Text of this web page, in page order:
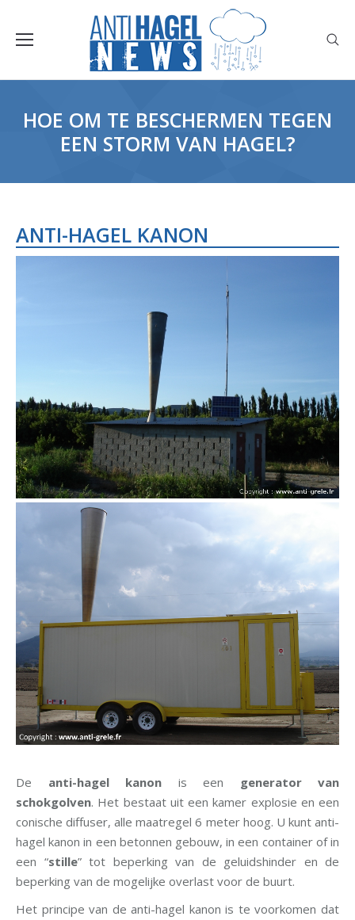
HOE OM TE BESCHERMEN TEGEN
EEN STORM VAN HAGEL?
ANTI-HAGEL KANON
De anti-hagel kanon is een generator van
schokgolven. Het bestaat uit een kamer explosie en een
conische diffuser, alle maatregel 6 meter hoog. U kunt anti-
hagel kanon in een betonnen gebouw, in een container of in
een “stille” tot beperking van de geluidshinder en de
beperking van de mogelijke overlast voor de buurt.
Het principe van de anti-hagel kanon is te voorkomen dat